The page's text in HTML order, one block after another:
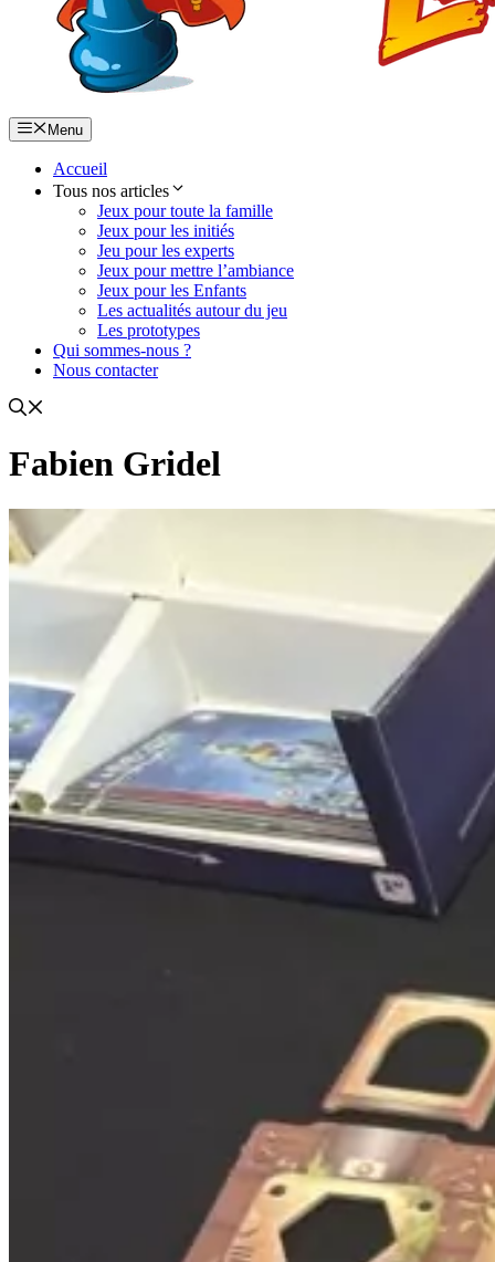
Menu
Accueil
Tous nos articles
Jeux pour toute la famille
Jeux pour les initiés
Jeu pour les experts
Jeux pour mettre l’ambiance
Jeux pour les Enfants
Les actualités autour du jeu
Les prototypes
Qui sommes-nous ?
Nous contacter
Fabien Gridel